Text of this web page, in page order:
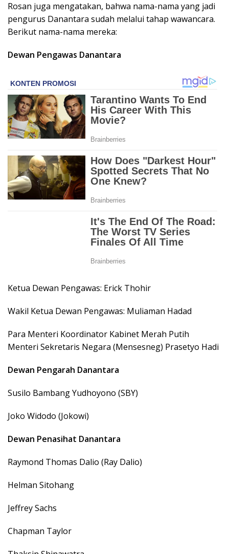
Rosan juga mengatakan, bahwa nama-nama yang jadi
pengurus Danantara sudah melalui tahap wawancara.
Berikut nama-nama mereka:
Dewan Pengawas Danantara
Ketua Dewan Pengawas: Erick Thohir
Wakil Ketua Dewan Pengawas: Muliaman Hadad
Para Menteri Koordinator Kabinet Merah Putih
Menteri Sekretaris Negara (Mensesneg) Prasetyo Hadi
Dewan Pengarah Danantara
Susilo Bambang Yudhoyono (SBY)
Joko Widodo (Jokowi)
Dewan Penasihat Danantara
Raymond Thomas Dalio (Ray Dalio)
Helman Sitohang
Jeffrey Sachs
Chapman Taylor